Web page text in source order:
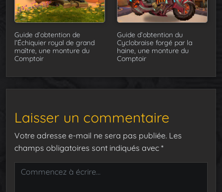
Guide d’obtention de
l’Échiquier royal de grand
maître, une monture du
Comptoir
Guide d’obtention du
Cyclobraise forgé par la
haine, une monture du
Comptoir
Laisser un commentaire
Votre adresse e-mail ne sera pas publiée. Les
champs obligatoires sont indiqués avec *